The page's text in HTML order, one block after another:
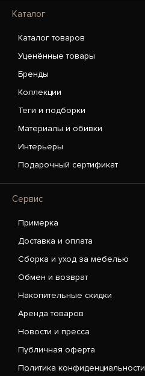
Каталог
Каталог товаров
Уценённые товары
Бренды
Коллекции
Теги и подборки
Материалы и обивки
Интерьеры
Подарочный сертификат
Сервис
Примерка
Доставка и оплата
Сборка и уход за мебелью
Обмен и возврат
Накопительные скидки
Аренда товаров
Новости и пресса
Публичная оферта
Политика конфиденциальности